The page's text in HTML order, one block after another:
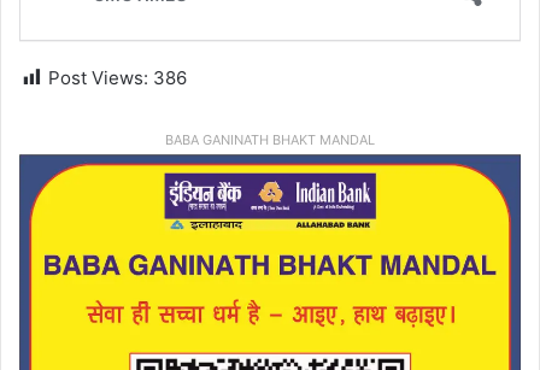
Post Views: 386
BABA GANINATH BHAKT MANDAL